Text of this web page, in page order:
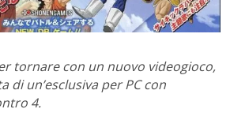
tornare con un nuovo videogioco,
di un’esclusiva per PC con
4.